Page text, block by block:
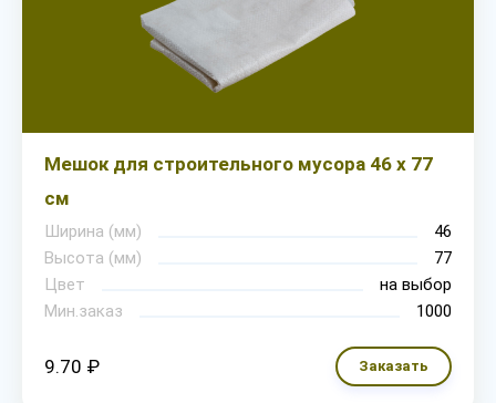
Мешок для строительного мусора 46 х 77
см
Ширина (мм)
46
Высота (мм)
77
Цвет
на выбор
Мин.заказ
1000
9.70 ₽ Заказать